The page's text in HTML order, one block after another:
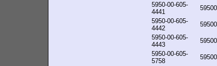
5950-00-605-
4441
5950-00-605-
4442
5950-00-605-
4443
5950-00-605-
5758